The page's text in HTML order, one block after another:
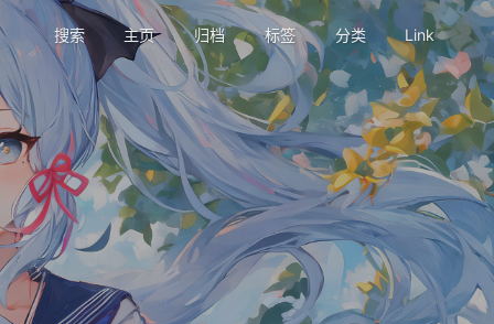
搜索 主页 归档 标签 分类 Link